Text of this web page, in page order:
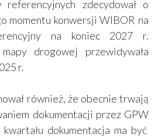
referencyjnych zdecydował o
momentu konwersji WIBOR na
na koniec 2027 r.
drogowej przewidywała
r.
również, że obecnie trwają
dokumentacji przez GPW
dokumentacja ma być